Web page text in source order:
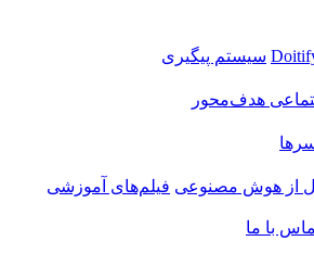
سیستم پیگیری
هدف‌محور
هوش مصنوعی فیلم‌های آموزشی
ما